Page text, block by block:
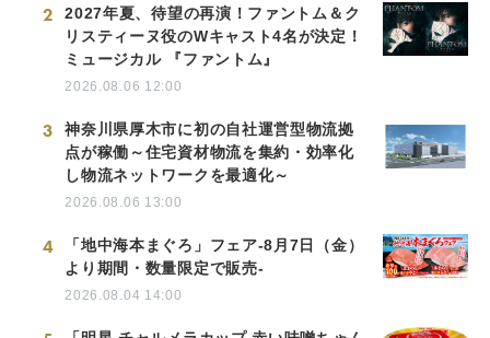
2
2027年夏、待望の再演！ファントム＆ク
リスティーヌ役のWキャスト4名が決定！
ミュージカル 『ファントム』
2026.08.06 12:00
3
神奈川県厚木市に初の自社運営型物流拠
点が稼働～住宅資材物流を集約・効率化
し物流ネットワークを最適化～
2026.08.06 13:00
4
「地中海本まぐろ」フェア-8月7日（金）
より期間・数量限定で販売-
2026.08.04 14:00